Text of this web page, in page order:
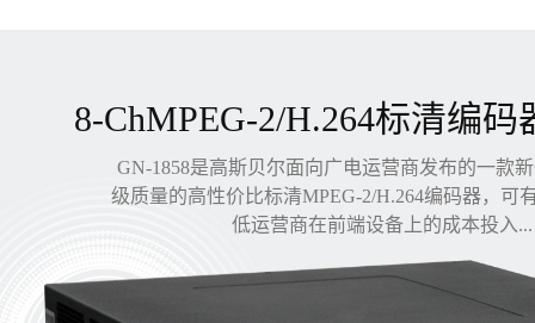
8-ChMPEG-2/H.264标清编码
GN-1858是高斯贝尔面向广电运营商发布的一款
级质量的高性价比标清MPEG-2/H.264编码器，可
低运营商在前端设备上的成本投入...